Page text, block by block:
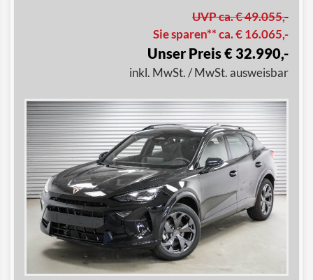
UVP ca. € 49.055,-
Sie sparen** ca. € 16.065,-
Unser Preis € 32.990,-
inkl. MwSt. / MwSt. ausweisbar